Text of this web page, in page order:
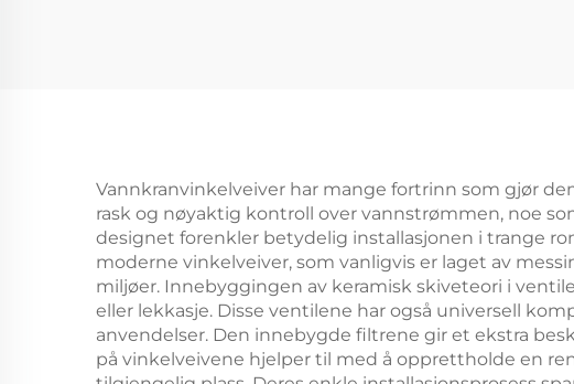
Vannkranvinkelveiver har mange fortrinn som gjør
rask og nøyaktig kontroll over vannstrømmen, noe
designet forenkler betydelig installasjonen i trange
moderne vinkelveiver, som vanligvis er laget av
miljøer. Innebyggingen av keramisk skiveteori i
eller lekkasje. Disse ventilene har også universell
anvendelser. Den innebygde filtrene gir et ekstra
på vinkelveivene hjelper til med å opprettholde en